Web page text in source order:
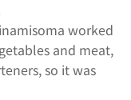
worked
and meat,
so it was